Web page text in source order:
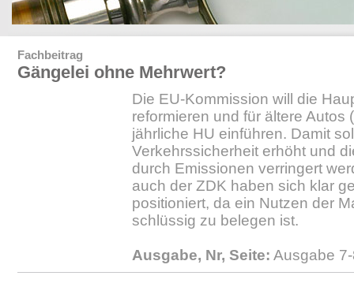
Fachbeitrag
Gängelei ohne Mehrwert?
Die EU-Kommission will die
reformieren und für ältere Autos
jährliche HU einführen. Damit
Verkehrssicherheit erhöht und
durch Emissionen verringert
auch der ZDK haben sich klar
positioniert, da ein Nutzen der
schlüssig zu belegen ist.
Ausgabe, Nr, Seite: Ausgabe